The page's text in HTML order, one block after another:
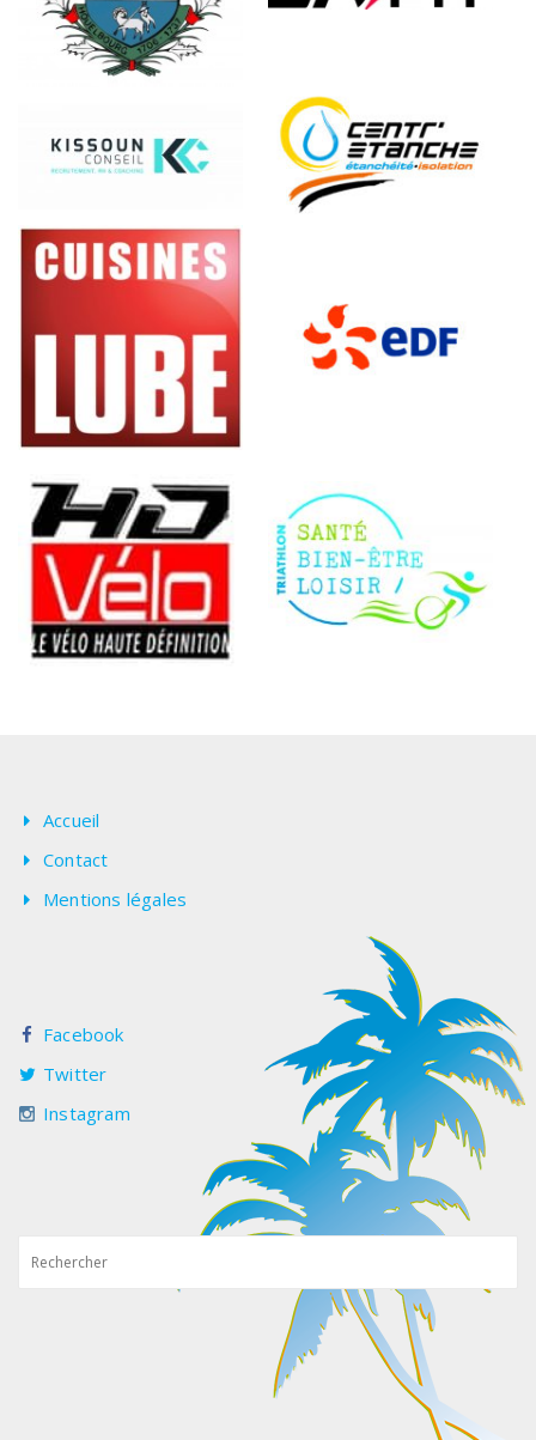
Accueil
Contact
Mentions légales
Facebook
Twitter
Instagram